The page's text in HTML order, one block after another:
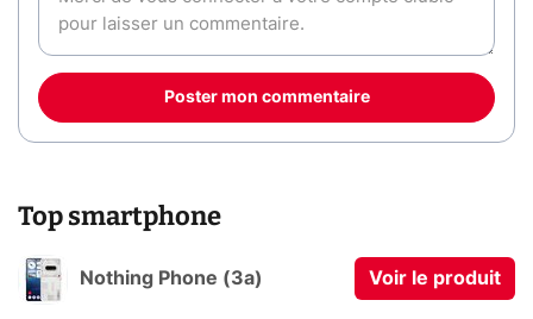
Poster mon commentaire
Top smartphone
Nothing Phone (3a) Voir le produit